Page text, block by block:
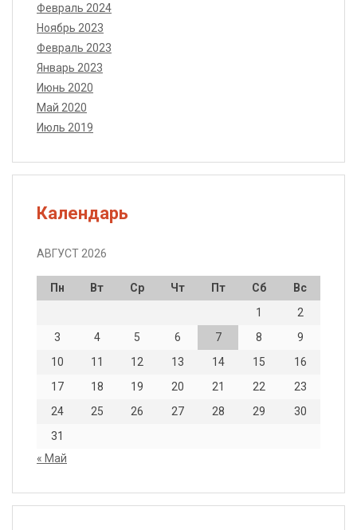
Февраль 2024
Ноябрь 2023
Февраль 2023
Январь 2023
Июнь 2020
Май 2020
Июль 2019
Календарь
АВГУСТ 2026
Пн Вт Ср Чт Пт Сб
Вс
1
2
3
4 5 6 7 8
9
10
11 12 13 14 15
16
17
18 19 20 21 22
23
24
25 26 27 28 29
30
31
« Май